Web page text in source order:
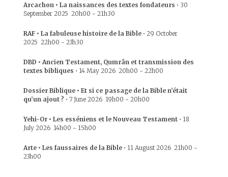
Arcachon • La naissances des textes fondateurs • 30
September 2025 20h00 - 21h30
RAF • La fabuleuse histoire de la Bible • 29 October
2025 22h00 - 23h30
DBD • Ancien Testament, Qumrân et transmission des
textes bibliques • 14 May 2026 20h00 - 22h00
Dossier Biblique • Et si ce passage de la Bible n’était
qu’un ajout ? • 7 June 2026 19h00 - 20h00
Yehi-Or • Les esséniens et le Nouveau Testament • 18
July 2026 14h00 - 15h00
Arte • Les faussaires de la Bible • 11 August 2026 21h00 -
23h00